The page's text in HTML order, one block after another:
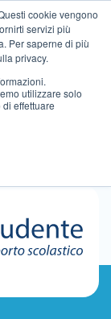
cookie vengono
servizi più
Per saperne di più
privacy.
utilizzare solo
effettuare